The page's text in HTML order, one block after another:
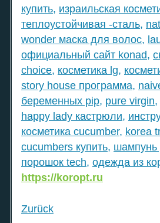
купить, израильская
теплоустойчивая -сталь,
wonder маска для волос,
официальный сайт konad,
choice, косметика lg,
story house программа,
беременных pip, pure virgin,
happy lady кастрюли,
косметика cucumber, korea
cucumbers купить, шампунь
порошок tech, одежда из
https://koropt.ru
Zurück